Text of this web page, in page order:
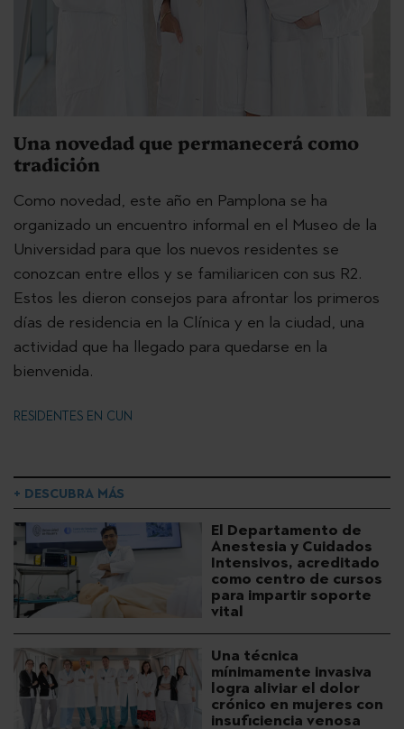
Una novedad que permanecerá como
tradición
Como novedad, este año en Pamplona se ha
organizado un encuentro informal en el Museo de la
Universidad para que los nuevos residentes se
conozcan entre ellos y se familiaricen con sus R2.
Estos les dieron consejos para afrontar los primeros
días de residencia en la Clínica y en la ciudad, una
actividad que ha llegado para quedarse en la
bienvenida.
RESIDENTES EN CUN
+ DESCUBRA MÁS
El Departamento de
Anestesia y Cuidados
Intensivos, acreditado
como centro de cursos
para impartir soporte
vital
Una técnica
mínimamente invasiva
logra aliviar el dolor
crónico en mujeres con
insuficiencia venosa